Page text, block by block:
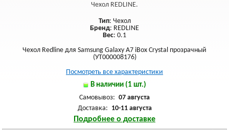
Чехол REDLINE.
Тип: Чехол
Бренд: REDLINE
Вес: 0.1
Чехол Redline для Samsung Galaxy A7 iBox Crystal прозрачный
(УТ000008176)
Посмотреть все характеристики
В наличии (1 шт.)
Самовывоз: 07 августа
Доставка: 10-11 августа
Подробнее о доставке